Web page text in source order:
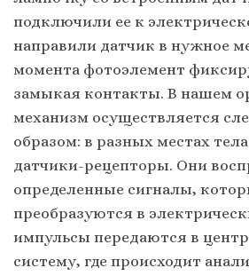
подключили ее к
направили датчик в нужное
момента фотоэлемент
замыкая контакты. В нашем
механизм осуществляется
образом: в разных местах
датчики-рецепторы. Они
определенные сигналы,
преобразуются в
импульсы передаются в
систему, где происходит